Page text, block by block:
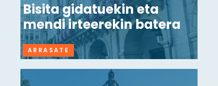
Bisita gidatuekin eta
mendi irteerekin batera
ARRASATE